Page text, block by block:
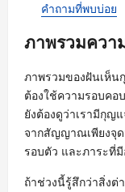
คำถามที่พบบ่อย
ภาพรวมควา
ภาพรวมของฝันเห็น
ต้องใช้ความรอบคอ
ยังต้องดูว่าเรามีกุญ
จากสัญญาณเพียงจุด
รอบตัว และภาระที่
ถ้าช่วงนี้รู้สึกว่าสิ่งต่